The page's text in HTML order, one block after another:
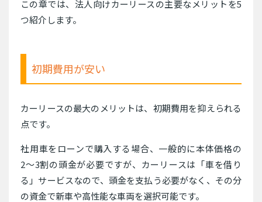
この章では、法人向けカーリースの主要なメリットを5
つ紹介します。
初期費用が安い
カーリースの最大のメリットは、初期費用を抑えられる
点です。
社用車をローンで購入する場合、一般的に本体価格の
2〜3割の頭金が必要ですが、カーリースは「車を借り
る」サービスなので、頭金を支払う必要がなく、その分
の資金で新車や高性能な車両を選択可能です。